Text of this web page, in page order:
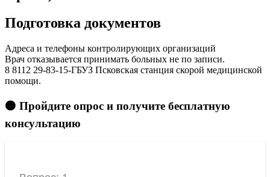
Подготовка документов
Адреса и телефоны контролирующих организаций
Врач отказывается принимать больных не по записи.
8 8112 29-83-15-ГБУЗ Псковская станция скорой медицинской
помощи.
🟠 Пройдите опрос и получите бесплатную
консультацию